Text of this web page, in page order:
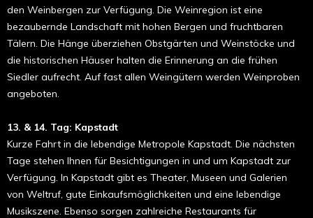
den Weinbergen zur Verfügung. Die Wein­region ist eine
bezaubernde Landschaft mit hohen Bergen und fruchtbaren
Tälern. Die Hänge überziehen Obstgärten und Wein­stöcke und
die historischen Häuser halten die Erinnerung an die frühen
Siedler auf­recht. Auf fast allen Weingütern werden Weinproben
angeboten.
13. & 14. Tag: Kapstadt
Kurze Fahrt in die leben­dige Metropole Kapstadt. Die nächsten
Tage stehen Ihnen für Besichtigungen in und um Kapstadt zur
Verfügung. In Kap­stadt gibt es Theater, Museen und Galerien
von Weltruf, gute Einkaufsmöglichkeiten und eine lebendige
Musikszene. Ebenso sor­gen zahlreiche Restaurants für